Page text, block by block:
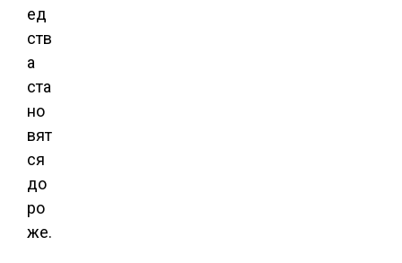
ед
ств
а
ста
но
вят
ся
до
ро
же.